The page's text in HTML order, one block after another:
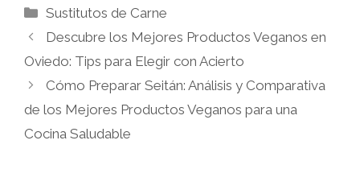
Categorías
Sustitutos de Carne
Descubre los Mejores Productos Veganos en
Oviedo: Tips para Elegir con Acierto
Cómo Preparar Seitán: Análisis y Comparativa
de los Mejores Productos Veganos para una
Cocina Saludable